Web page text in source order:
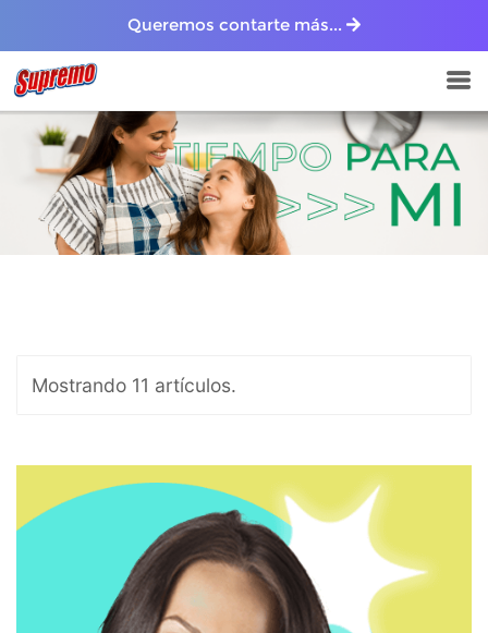
Queremos contarte más...
Mostrando 11 artículos.